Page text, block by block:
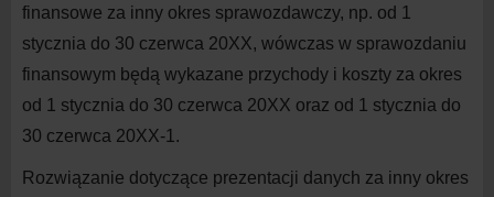
finansowe za inny okres sprawozdawczy, np. od 1
stycznia do 30 czerwca 20XX, wówczas w sprawozdaniu
finansowym będą wykazane przychody i koszty za okres
od 1 stycznia do 30 czerwca 20XX oraz od 1 stycznia do
30 czerwca 20XX-1.
Rozwiązanie dotyczące prezentacji danych za inny okres